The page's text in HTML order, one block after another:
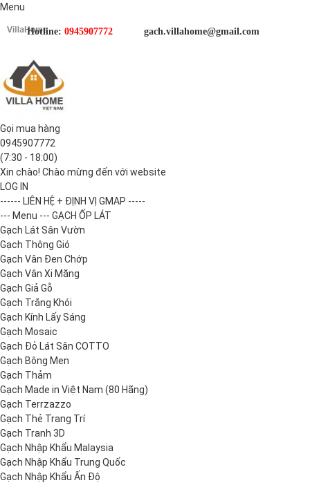
Menu
Hotline: 0945907772 gach.villahome@gmail.com
Gọi mua hàng
0945907772
(7:30 - 18:00)
Xin chào! Chào mừng đến với website
LOG IN
------ LIÊN HỆ + ĐỊNH VỊ GMAP -----
--- Menu --- GẠCH ỐP LÁT
Gạch Lát Sân Vườn
Gạch Thông Gió
Gạch Vân Đen Chớp
Gạch Vân Xi Măng
Gạch Giả Gỗ
Gạch Trắng Khói
Gạch Kính Lấy Sáng
Gạch Mosaic
Gạch Đỏ Lát Sân COTTO
Gạch Bông Men
Gạch Thảm
Gạch Made in Việt Nam (80 Hãng)
Gạch Terrzazzo
Gạch Thẻ Trang Trí
Gạch Tranh 3D
Gạch Nhập Khẩu Malaysia
Gạch Nhập Khẩu Trung Quốc
Gạch Nhập Khẩu Ấn Độ